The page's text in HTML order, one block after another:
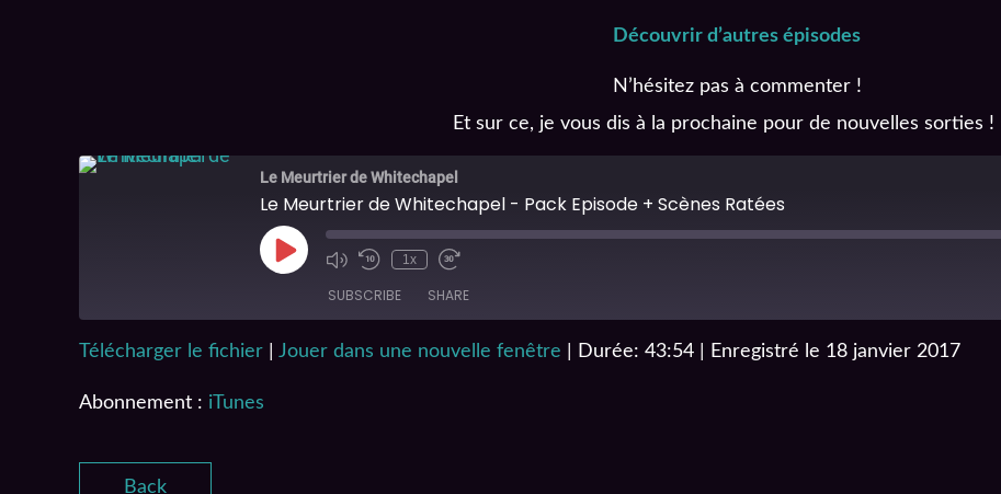
Découvrir d’autres épisodes
N’hésitez pas à commenter !
Et sur ce, je vous dis à la prochaine pour de nouvelles sorties !
Le Meurtrier de Whitechapel
Le Meurtrier de Whitechapel - Pack Episode + Scènes Ratées
1x
SUBSCRIBE SHARE
iTunes
RSS FEED
SHARE
LINK
Télécharger le fichier Jouer dans une nouvelle fenêtre Durée: 43:54 Enregistré le 18 janvier 2017
Abonnement : iTunes
Back